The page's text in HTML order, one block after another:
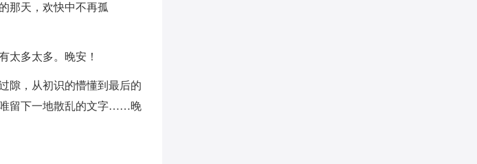
那天，欢快中不再孤
太多太多。晚安！
隙，从初识的懵懂到最后的
唯留下一地散乱的文字……晚